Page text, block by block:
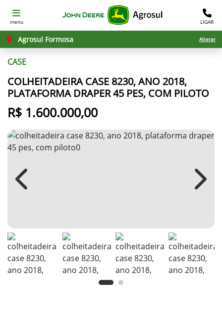
menu LIGAR
Agrosul Formosa Alterar
CASE
COLHEITADEIRA CASE 8230, ANO 2018,
PLATAFORMA DRAPER 45 PES, COM PILOTO
R$ 1.600.000,00
Previous Next